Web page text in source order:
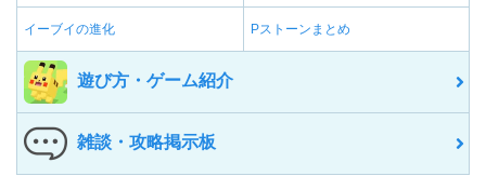
イーブイの進化 Pストーンまとめ
遊び方・ゲーム紹介
雑談・攻略掲示板